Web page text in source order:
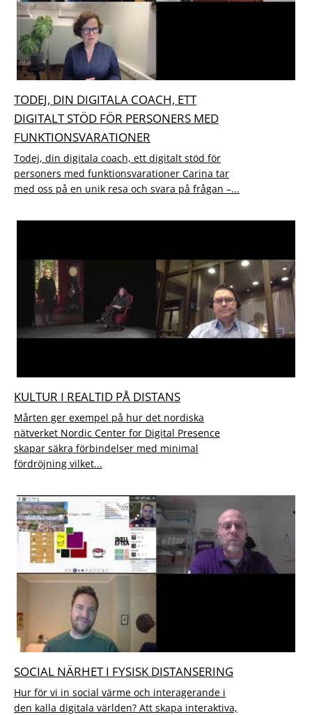
TODEJ, DIN DIGITALA COACH, ETT
DIGITALT STÖD FÖR PERSONERS MED
FUNKTIONSVARATIONER
Todej, din digitala coach, ett digitalt stöd för
personers med funktionsvarationer Carina tar
med oss på en unik resa och svara på frågan –...
KULTUR I REALTID PÅ DISTANS
Mårten ger exempel på hur det nordiska
nätverket Nordic Center for Digital Presence
skapar säkra förbindelser med minimal
fördröjning vilket...
SOCIAL NÄRHET I FYSISK DISTANSERING
Hur för vi in social värme och interagerande i
den kalla digitala världen? Att skapa interaktiva,